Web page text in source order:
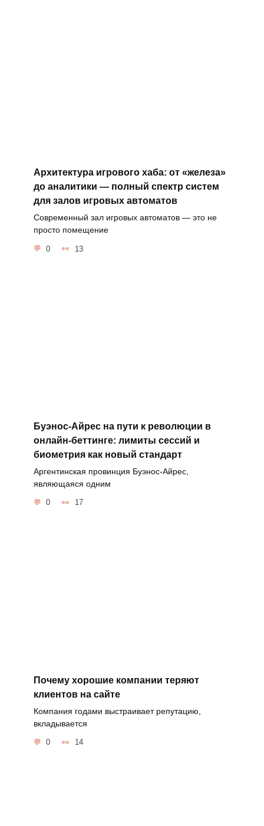
Архитектура игрового хаба: от «железа»
до аналитики — полный спектр систем
для залов игровых автоматов
Современный зал игровых автоматов — это не
просто помещение
0 13
Буэнос-Айрес на пути к революции в
онлайн-беттинге: лимиты сессий и
биометрия как новый стандарт
Аргентинская провинция Буэнос-Айрес,
являющаяся одним
0 17
Почему хорошие компании теряют
клиентов на сайте
Компания годами выстраивает репутацию,
вкладывается
0 14